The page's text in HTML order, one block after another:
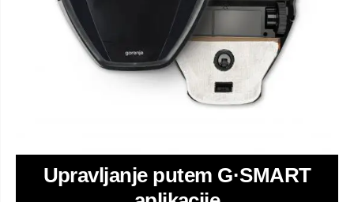
Upravljanje putem G·SMART